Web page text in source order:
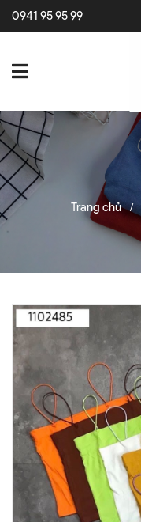
0941 95 95 99
Trang chủ /